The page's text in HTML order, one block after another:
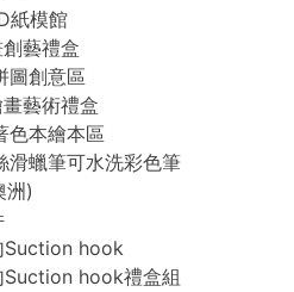
紙模館
藝禮盒
圖創意區
藝術禮盒
本繪本區
蠟筆可水洗彩色筆
洲)
Suction hook
hook禮盒組